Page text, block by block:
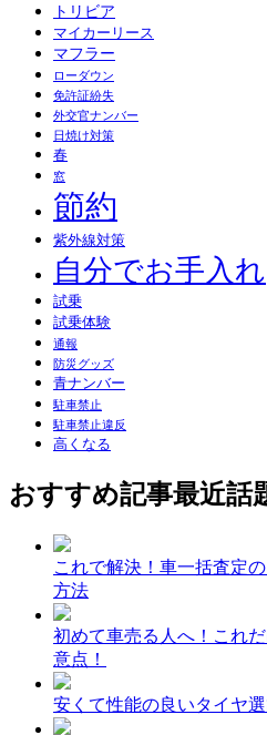
トリビア
マイカーリース
マフラー
ローダウン
免許証紛失
外交官ナンバー
日焼け対策
春
窓
節約
紫外線対策
自分でお手入れ
試乗
試乗体験
通報
防災グッズ
青ナンバー
駐車禁止
駐車禁止違反
高くなる
おすすめ記事最近話
これで解決！車一括査定
方法
初めて車売る人へ！これ
意点！
安くて性能の良いタイヤ